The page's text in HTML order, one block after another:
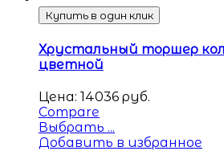
Купить в один клик
Хрустальный торшер
цветной
Цена: 14036 руб.
Compare
Выбрать ...
Добавить в избранное